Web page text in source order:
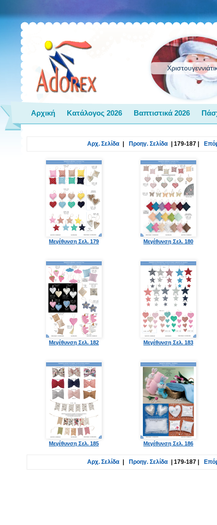
Αρχική Κατάλογος 2026 Βαπτιστικά 2026
Αρχ. Σελίδα Προηγ. Σελίδα 179-187
Μεγέθυνση Σελ. 179 Μεγέθυνση Σελ. 180
Μεγέθυνση Σελ. 182 Μεγέθυνση Σελ. 183
Μεγέθυνση Σελ. 185 Μεγέθυνση Σελ. 186
Αρχ. Σελίδα Προηγ. Σελίδα 179-187